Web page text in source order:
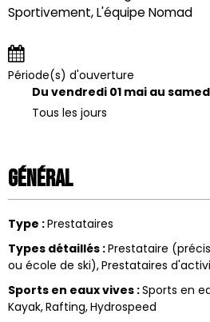
Sportivement, L'équipe Nomad
Période(s) d'ouverture
Du vendredi 01 mai au
Tous les jours
Général
Type :Prestataires
Types détaillés :Prestataire
ou école de ski) Prestataires
Sports en eaux vives :Sports en
Kayak Rafting Hydrospeed